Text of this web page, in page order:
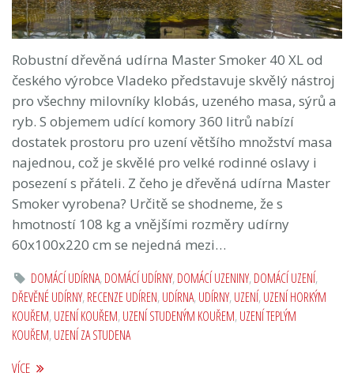
Robustní dřevěná udírna Master Smoker 40 XL od
českého výrobce Vladeko představuje skvělý nástroj
pro všechny milovníky klobás, uzeného masa, sýrů a
ryb. S objemem udící komory 360 litrů nabízí
dostatek prostoru pro uzení většího množství masa
najednou, což je skvělé pro velké rodinné oslavy i
posezení s přáteli. Z čeho je dřevěná udírna Master
Smoker vyrobena? Určitě se shodneme, že s
hmotností 108 kg a vnějšími rozměry udírny
60x100x220 cm se nejedná mezi…
DOMÁCÍ UDÍRNA,DOMÁCÍ UDÍRNY,DOMÁCÍ UZENINY,DOMÁCÍ UZENÍ,
DŘEVĚNÉ UDÍRNY,RECENZE UDÍREN,UDÍRNA,UDÍRNY,UZENÍ,UZENÍ HORKÝM
KOUŘEM,UZENÍ KOUŘEM,UZENÍ STUDENÝM KOUŘEM,UZENÍ TEPLÝM
KOUŘEM,UZENÍ ZA STUDENA
VÍCE